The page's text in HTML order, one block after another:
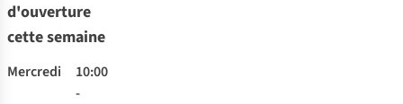
d'ouverture
cette semaine
Mercredi
10:00
-